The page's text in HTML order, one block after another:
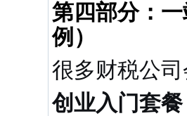
第四部分：
例）
很多财税公
创业入门套